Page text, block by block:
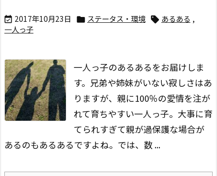
 2017年10月23日  ステータス・環境  あるある ,
一人っ子
一人っ子のあるあるをお届けしま
す。 兄弟や姉妹がいない寂しさはあ
りますが、親に100％の愛情を注が
れて育ちやすい一人っ子。 大事に育
てられすぎて親が過保護な場合が
あるのもあるあるですよね。 では、数 ...